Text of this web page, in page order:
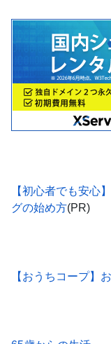
【初心者でも安心
グの始め方(PR)
【おうちコープ】